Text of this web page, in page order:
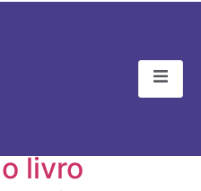
souza
livro